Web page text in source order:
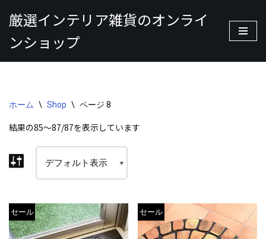
ン
テ
へ
キ
プ
厳選インテリア雑貨のオンライ
ンショップ
ホーム \ Shop \ ページ 8
結果の85～87/87を表示しています
セール セール